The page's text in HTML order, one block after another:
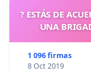
? ESTÁS DE
UNA
1 096 firmas
8 Oct 2019